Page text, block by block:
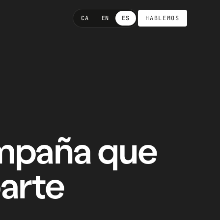
CA EN ES HABLEMOS
que